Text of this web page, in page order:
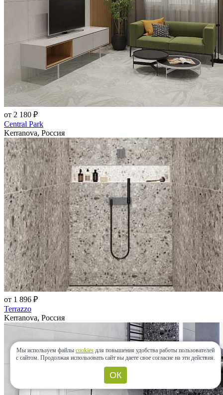
от 2 180 ₽
Central Park
Kerranova, Россия
от 1 896 ₽
Terrazzo
Kerranova, Россия
Мы используем файлы cookies для повышения удобства работы пользователей
с сайтом. Продолжая использовать сайт вы даете свое согласие на эти действия.
ОК